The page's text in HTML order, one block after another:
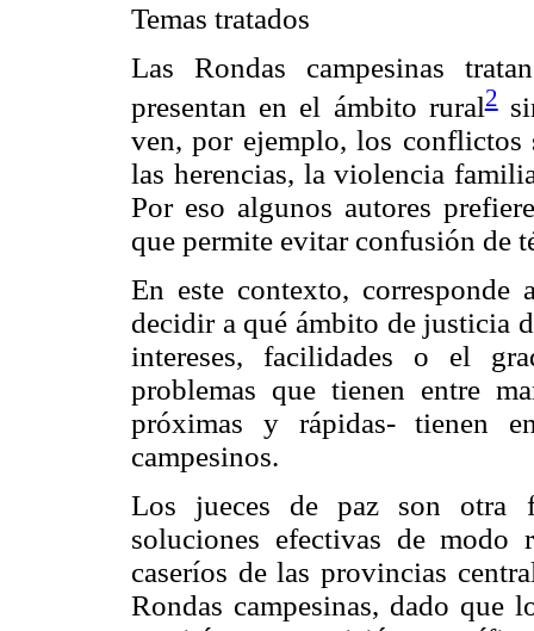
Temas tratados
Las Rondas campesinas
presentan en el ámbito rural2
ven, por ejemplo, los conflictos
las herencias, la violencia
Por eso algunos autores
que permite evitar confusión de
En este contexto,
decidir a qué ámbito de justicia
intereses, facilidades o el
problemas que tienen entre
próximas y rápidas- tienen
campesinos.
Los jueces de paz son otra
soluciones efectivas de
caseríos de las provincias
Rondas campesinas, dado que